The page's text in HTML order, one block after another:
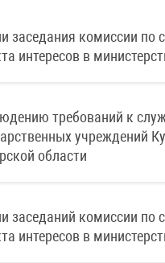
заседания комиссии
интересов в
требований к
учреждений
области
заседаний комиссии
интересов в